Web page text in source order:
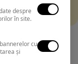
generala sau alege
despre
în site.
cu
și